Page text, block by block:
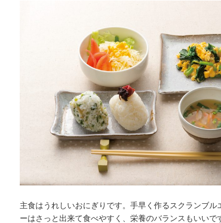
主食はうれしいおにぎりです。手早く作るスクランブル
ーはさっと出来て食べやすく、栄養のバランスもいいで